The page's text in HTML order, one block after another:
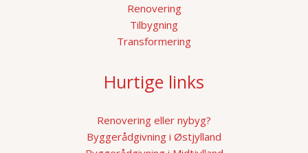
Renovering
Tilbygning
Transformering
Hurtige links
Renovering eller nybyg?
Byggerådgivning i Østjylland